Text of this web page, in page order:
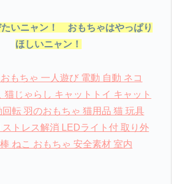
いニャン！ おもちゃはやっぱり
ほしいニャン！
おもちゃ 一人遊び 電動 自動 ネコ
猫じゃらし キャットトイ キャット
転 羽のおもちゃ 猫用品 猫 玩具
トレス解消 LEDライト付 取り外
ねこ おもちゃ 安全素材 室内